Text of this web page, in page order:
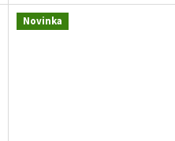
Novinka